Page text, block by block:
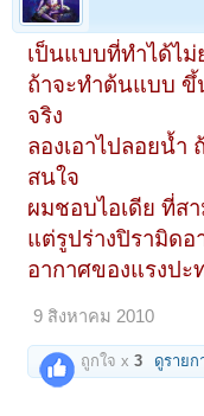
เป็นแบบที่ทำได้ไม่
ถ้าจะทำต้นแบบ ขึ้
จริง
ลองเอาไปลอยน้ำ
สนใจ
ผมชอบไอเดีย ที่ส
แต่รูปร่างปิรามิดอ
อากาศของแรงปะ
9 สิงหาคม 2010
ถูกใจ x3 ดูรายก